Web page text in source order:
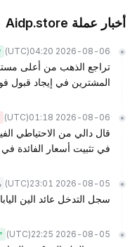
أخبار عملة Aidp.store
2026-08-06 04:20
(UTC)
تراجع الذهب من أعلى
المشترين في إيجاد قبول فوق 4300
2026-08-06 01:18
(UTC)
قال دالي من الاحتياطي
في تثبيت أسعار الفائدة في
2026-08-05 23:01
(UTC)
سجل التدخل عائد الين
2026-08-05 22:25
(UTC)